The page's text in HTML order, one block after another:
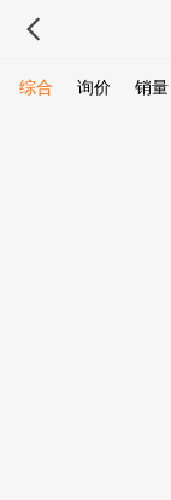
综合 询价 销量